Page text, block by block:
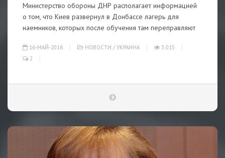
Министерство обороны ДНР располагает информацией
о том, что Киев развернул в Донбассе лагерь для
наемников, которых после обучения там переправляют
16-МАЙ-2016 НОВОСТИ / УКРАИНА
3 015
2